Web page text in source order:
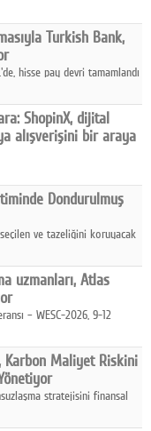
Turkish Bank,
hisse pay devri tamamlandı
Bank A.Ş.” olmasına
ShopinX, dijital
alışverişini bir araya
deneyimi arasında köprü
pazarlara açılıyor.
Dondurulmuş
ve tazeliğini koruyacak
sunuyor.
uzmanları, Atlas
– WESC-2026, 9-12
Karbon Maliyet Riskini
stratejisini finansal